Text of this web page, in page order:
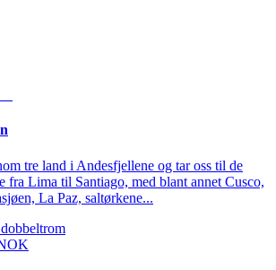
tre land i Andesfjellene og tar oss til de
fra Lima til Santiago, med blant annet Cusco,
La Paz, saltørkene...